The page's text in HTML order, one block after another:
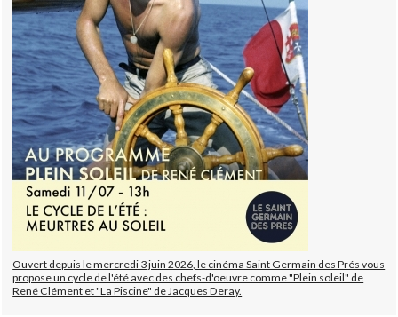
Ouvert depuis le mercredi 3 juin 2026, le cinéma Saint Germain des Prés vous
propose un cycle de l'été avec des chefs-d'oeuvre comme "Plein soleil" de
René Clément et "La Piscine" de Jacques Deray.